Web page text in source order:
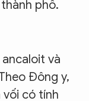
phố.
và
Đông y,
vối có tính